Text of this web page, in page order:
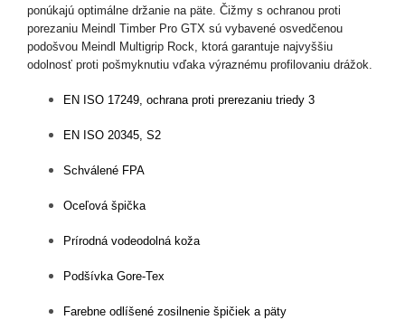
ponúkajú optimálne držanie na päte. Čižmy s ochranou proti
porezaniu Meindl Timber Pro GTX sú vybavené osvedčenou
podošvou Meindl Multigrip Rock, ktorá garantuje najvyššiu
odolnosť proti pošmyknutiu vďaka výraznému profilovaniu drážok.
EN ISO 17249, ochrana proti prerezaniu triedy 3
EN ISO 20345, S2
Schválené FPA
Oceľová špička
Prírodná vodeodolná koža
Podšívka Gore-Tex
Farebne odlíšené zosilnenie špičiek a päty